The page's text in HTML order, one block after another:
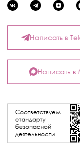
Соответствуем
стандарту
безопасной
деятельности
Написать в
Написать в